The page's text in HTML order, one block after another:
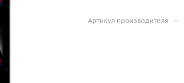
Артикул производителя —